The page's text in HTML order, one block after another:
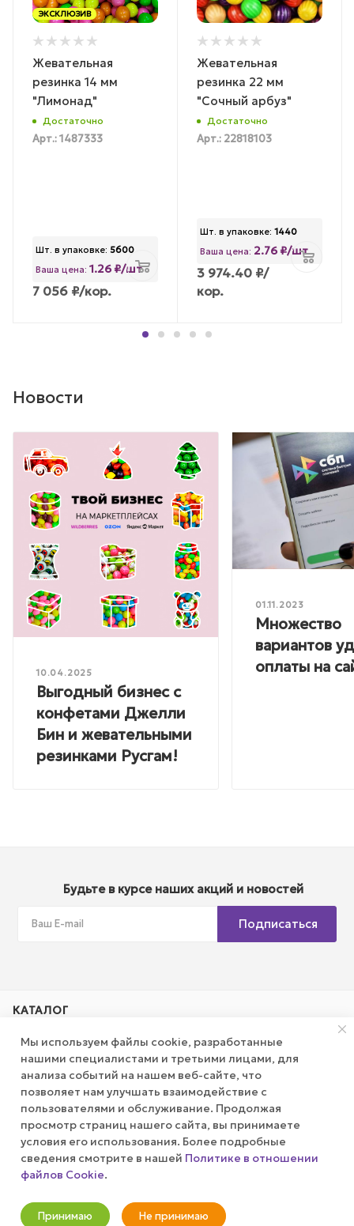
ЭКСКЛЮЗИВ
Жевательная
резинка 14 мм
"Лимонад"
Достаточно
Арт.: 1487333
Шт. в упаковке: 5600
Ваша цена: 1.26 ₽/шт
7 056 ₽/кор.
Жевательная
резинка 22 мм
"Сочный арбуз"
Достаточно
Арт.: 22818103
Шт. в упаковке: 1440
Ваша цена: 2.76 ₽/шт
3 974.40 ₽/
кор.
Новости
10.04.2025
Выгодный бизнес с
конфетами Джелли
Бин и жевательными
резинками Русгам!
01.11.2023
Множество
вариантов
оплаты на
Будьте в курсе наших акций и новостей
Подписаться
КАТАЛОГ
КОМПАНИЯ
ПУБЛИЧНАЯ ОФЕРТА
КАК СДЕЛАТЬ ЗАКАЗ?
Мы используем файлы cookie, разработанные
нашими специалистами и третьими лицами, для
анализа событий на нашем веб-сайте, что
позволяет нам улучшать взаимодействие с
пользователями и обслуживание. Продолжая
просмотр страниц нашего сайта, вы принимаете
условия его использования. Более подробные
сведения смотрите в нашей Политике в отношении
файлов Cookie.
Принимаю Не принимаю